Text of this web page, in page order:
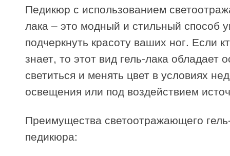
Педикюр с использованием
лака – это модный и стильный способ
подчеркнуть красоту ваших ног. Если
знает, то этот вид гель-лака обладает
светиться и менять цвет в условиях
освещения или под воздействием
Преимущества светоотражающего
педикюра: